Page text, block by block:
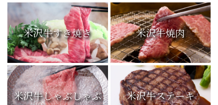
米沢牛すき焼き 米沢牛焼肉
米沢牛しゃぶしゃぶ 米沢牛ステーキ